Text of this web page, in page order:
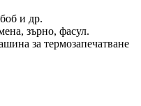
и др.
зърно, фасул.
за термозапечатване